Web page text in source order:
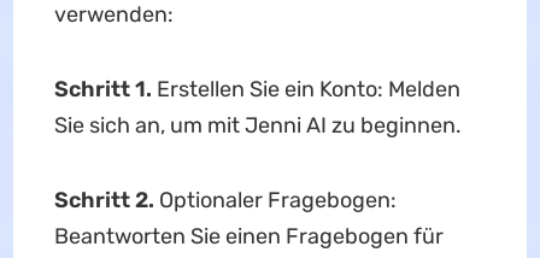
verwenden:
Schritt 1. Erstellen Sie ein Konto: Melden
Sie sich an, um mit Jenni AI zu beginnen.
Schritt 2. Optionaler Fragebogen:
Beantworten Sie einen Fragebogen für